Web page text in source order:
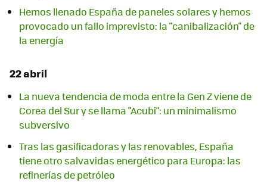
Hemos llenado España de paneles solares y hemos
provocado un fallo imprevisto: la "canibalización" de
la energía
22 abril
La nueva tendencia de moda entre la Gen Z viene de
Corea del Sur y se llama "Acubi": un minimalismo
subversivo
Tras las gasificadoras y las renovables, España
tiene otro salvavidas energético para Europa: las
refinerías de petróleo